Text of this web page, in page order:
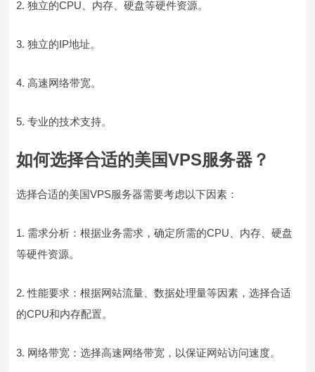
2. 独立的CPU、内存、硬盘等硬件资源。
3. 独立的IP地址。
4. 高速网络带宽。
5. 专业的技术支持。
如何选择合适的美国VPS服务器？
选择合适的美国VPS服务器需要考虑以下因素：
1. 需求分析：根据业务需求，确定所需的CPU、内存、硬盘
等硬件资源。
2. 性能要求：根据网站流量、数据处理量等因素，选择合适
的CPU和内存配置。
3. 网络带宽：选择高速网络带宽，以保证网站访问速度。